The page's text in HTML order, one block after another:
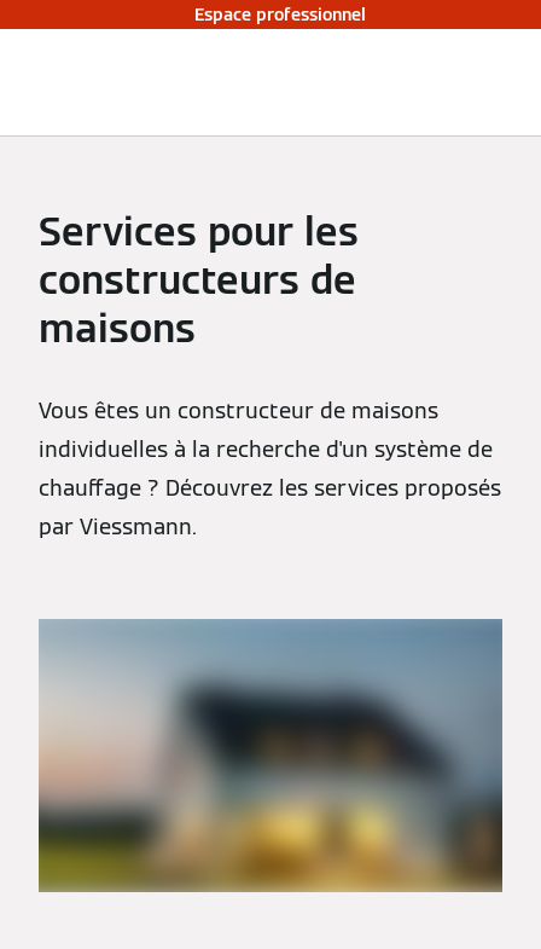
Espace professionnel
Services pour les
constructeurs de
maisons
Vous êtes un constructeur de maisons
individuelles à la recherche d'un système de
chauffage ? Découvrez les services proposés
par Viessmann.